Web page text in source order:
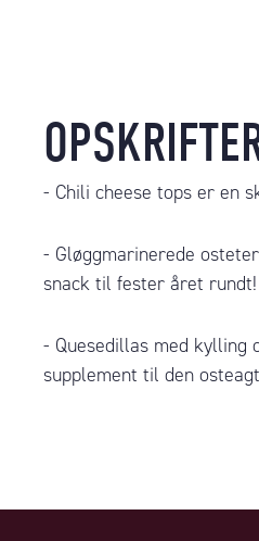
- Chili cheese tops er en
- Gløggmarinerede
snack til fester året rundt!
- Quesedillas med kylling
supplement til den